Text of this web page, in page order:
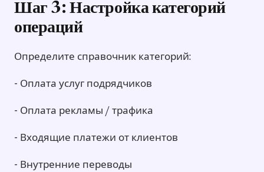
Шаг 3: Настройка категорий
операций
Определите справочник категорий:
- Оплата услуг подрядчиков
- Оплата рекламы / трафика
- Входящие платежи от клиентов
- Внутренние переводы